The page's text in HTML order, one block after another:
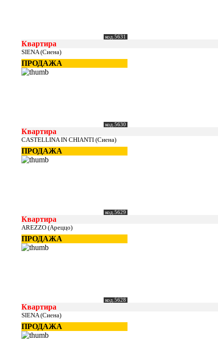
код.5631
Квартира
SIENA (Сиена)
ПРОДАЖА
код.5630
Квартира
CASTELLINA IN CHIANTI (Сиена)
ПРОДАЖА
код.5629
Квартира
AREZZO (Ареццо)
ПРОДАЖА
код.5628
Квартира
SIENA (Сиена)
ПРОДАЖА